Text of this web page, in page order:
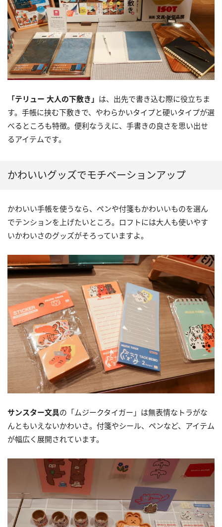
「テリュー 大人の下敷き」 は、出先で書き込む際に役立ちま
す。手帳に挟む下敷きで、やわらかいタイプと硬いタイプが選
べるところも特徴。便利なうえに、手書きの良さを思い出せ
るアイテムです。
かわいいグッズでモチベーションアップ
かわいい手帳を使うなら、ペンや付箋もかわいいものを選ん
でテンションを上げたいところ。ロフトには大人も使いやす
いかわいさのグッズがそろっていますよ。
サンスター文具の「ムジークタイガー」は無表情なトラがな
んともいえないかわいさ。付箋やシール、ペンなど、アイテム
が幅広く展開されています。